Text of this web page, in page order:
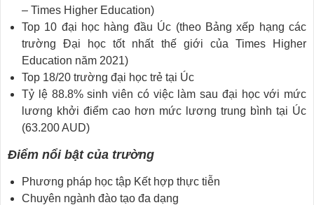
– Times Higher Education)
Top 10 đại học hàng đầu Úc (theo Bảng xếp hạng các
trường Đại học tốt nhất thế giới của Times Higher
Education năm 2021)
Top 18/20 trường đại học trẻ tại Úc
Tỷ lệ 88.8% sinh viên có việc làm sau đại học với mức
lương khởi điểm cao hơn mức lương trung bình tại Úc
(63.200 AUD)
Điểm nổi bật của trường
Phương pháp học tập Kết hợp thực tiễn
Chuyên ngành đào tạo đa dạng